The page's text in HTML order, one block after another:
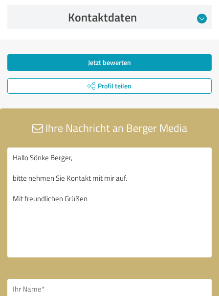
Kontaktdaten
Jetzt bewerten
Profil teilen
Ihre Nachricht an Berger Media